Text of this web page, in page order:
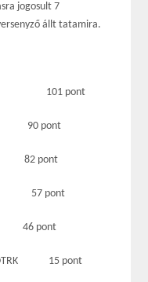
jogosult 7
állt tatamira.
101 pont
pont
pont
57 pont
pont
OTRK 15 pont